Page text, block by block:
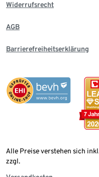
Widerrufsrecht
AGB
Barrierefreiheitserklärung
Alle Preise verstehen sich
zzgl.